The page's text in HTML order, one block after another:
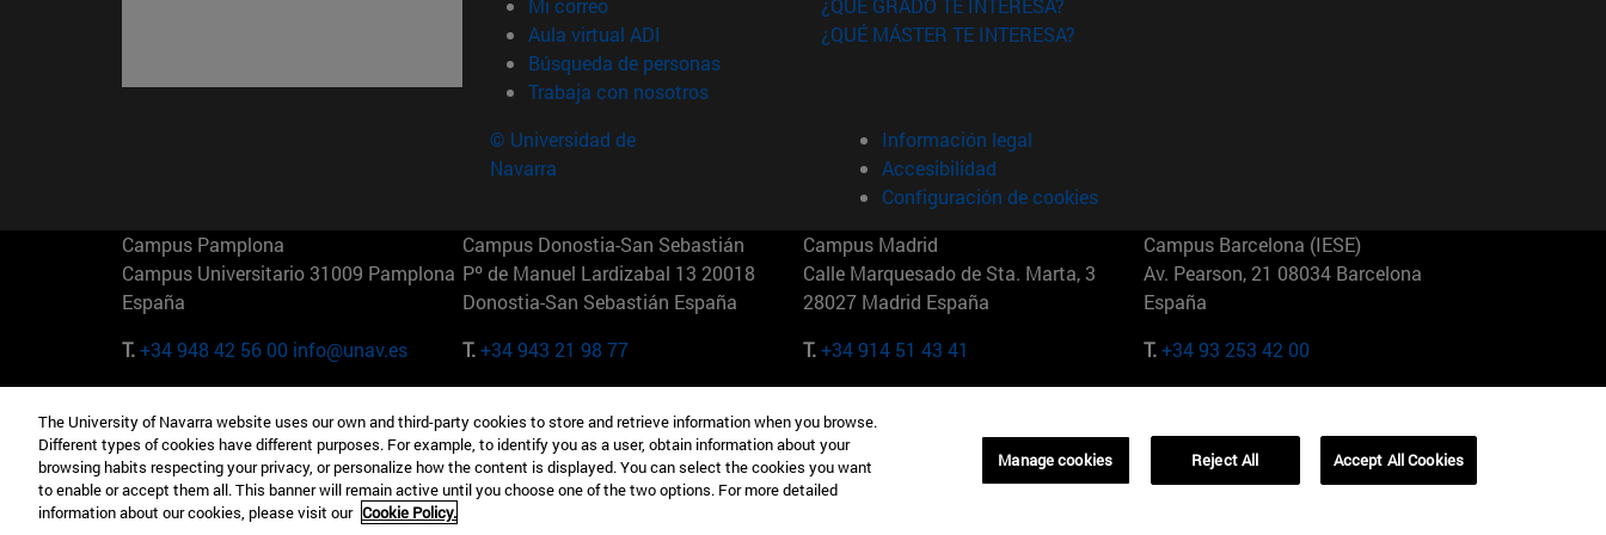
Mi correo
Aula virtual ADI (abre en nueva ventana)
Búsqueda de personas(abre en nueva ventana)
Trabaja con nosotros(abre en nueva ventana)
¿QUÉ GRADO TE INTERESA?
¿QUÉ MÁSTER TE INTERESA?
© Universidad de
Navarra
Información legal
Accesibilidad
Configuración de cookies
Campus Pamplona
Campus Universitario 31009 Pamplona
España
T.+34 948 42 56 00 info@unav.es
Campus Donostia-San Sebastián
Pº de Manuel Lardizabal 13 20018
Donostia-San Sebastián España
T.+34 943 21 98 77
Campus Madrid
Calle Marquesado de Sta. Marta, 3
28027 Madrid España
T.+34 914 51 43 41
Campus Barcelona (IESE)
Av. Pearson, 21 08034 Barcelona
España
T.+34 93 253 42 00
Camino del Cerro Águila 3 28023
Madrid España
T.+34 912 11 30 00
165 W 57th St 10019-2201 Nueva York
EE.UU
T.+1 646 346 8850
Maria-Theresia-Straße 15 81675
Múnich Alemania
T.+49 89 24209790
01321001 Bela Vista Brasil
The University of Navarra website uses our own and third-party cookies to store and retrieve information when you browse.
Different types of cookies have different purposes. For example, to identify you as a user, obtain information about your
browsing habits respecting your privacy, or personalize how the content is displayed. You can select the cookies you want
to enable or accept them all. This banner will remain active until you choose one of the two options. For more detailed
information about our cookies, please visit our Cookie Policy.
Manage cookies Reject All Accept All Cookies